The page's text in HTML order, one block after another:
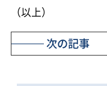
（以上）
次の記事